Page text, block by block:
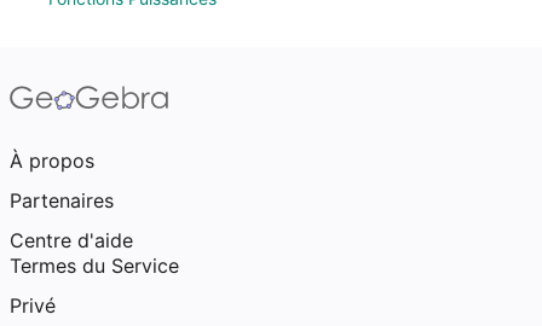
À propos
Partenaires
Centre d'aide
Termes du Service
Privé